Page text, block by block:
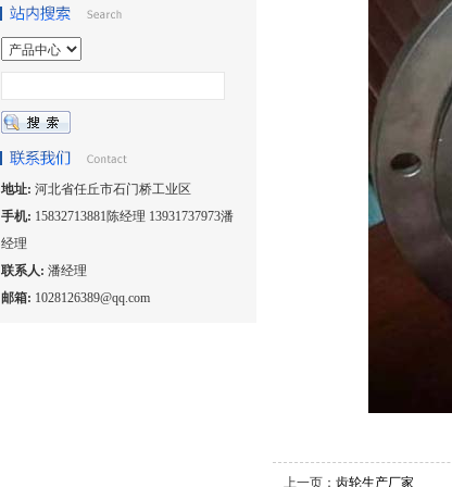
地址: 河北省任丘市石门桥工业区
手机: 15832713881陈经理 13931737973潘
经理
联系人: 潘经理
邮箱: 1028126389@qq.com
上一页： 齿轮生产厂家